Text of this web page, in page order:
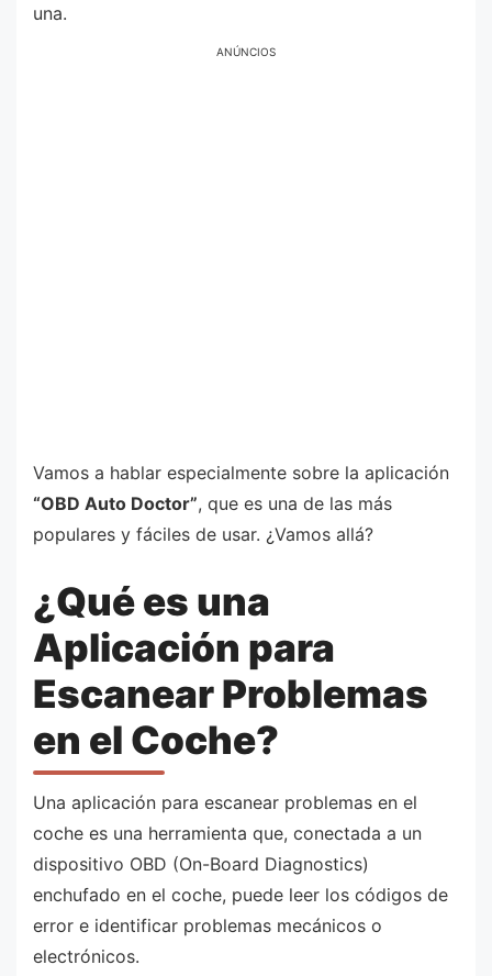
una.
ANÚNCIOS
Vamos a hablar especialmente sobre la aplicación
“OBD Auto Doctor”, que es una de las más
populares y fáciles de usar. ¿Vamos allá?
¿Qué es una
Aplicación para
Escanear Problemas
en el Coche?
Una aplicación para escanear problemas en el
coche es una herramienta que, conectada a un
dispositivo OBD (On-Board Diagnostics)
enchufado en el coche, puede leer los códigos de
error e identificar problemas mecánicos o
electrónicos.